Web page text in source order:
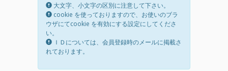
大文字、小文字の区別に注意して下さい。
cookie を使っておりますので、お使いのブラ
ウザにてcookie を有効にする設定にしてくださ
い。
ＩＤについては、会員登録時のメールに掲載さ
れております。